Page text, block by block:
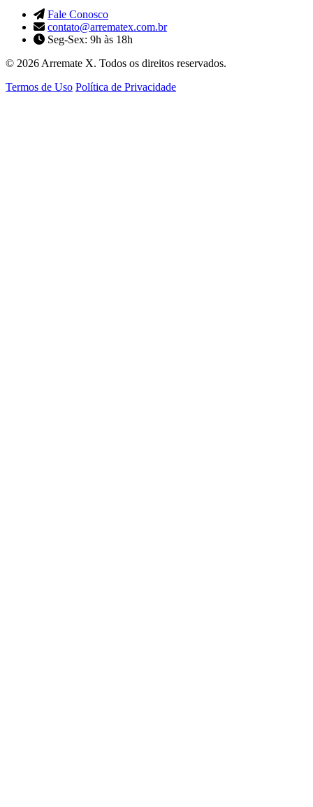
Fale Conosco
contato@arrematex.com.br
Seg-Sex: 9h às 18h
© 2026 Arremate X. Todos os direitos reservados.
Termos de Uso Política de Privacidade